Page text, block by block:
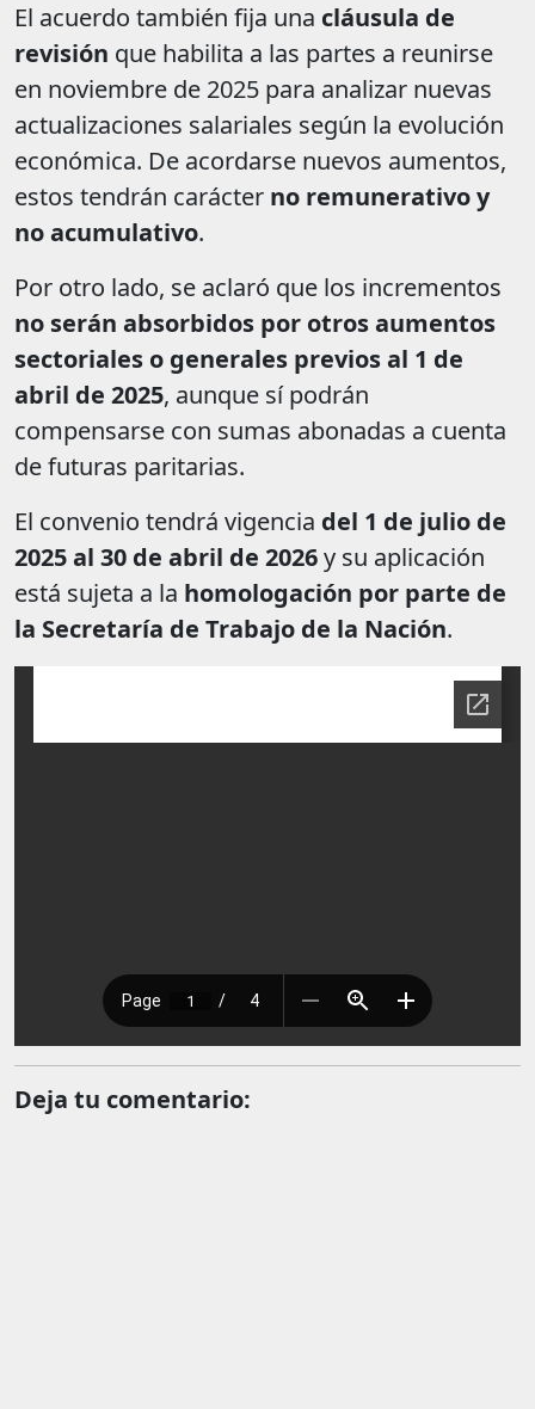
El acuerdo también fija una cláusula de
revisión que habilita a las partes a reunirse
en noviembre de 2025 para analizar nuevas
actualizaciones salariales según la evolución
económica. De acordarse nuevos aumentos,
estos tendrán carácter no remunerativo y
no acumulativo.
Por otro lado, se aclaró que los incrementos
no serán absorbidos por otros aumentos
sectoriales o generales previos al 1 de
abril de 2025, aunque sí podrán
compensarse con sumas abonadas a cuenta
de futuras paritarias.
El convenio tendrá vigencia del 1 de julio de
2025 al 30 de abril de 2026y su aplicación
está sujeta a la homologación por parte de
la Secretaría de Trabajo de la Nación.
Deja tu comentario: